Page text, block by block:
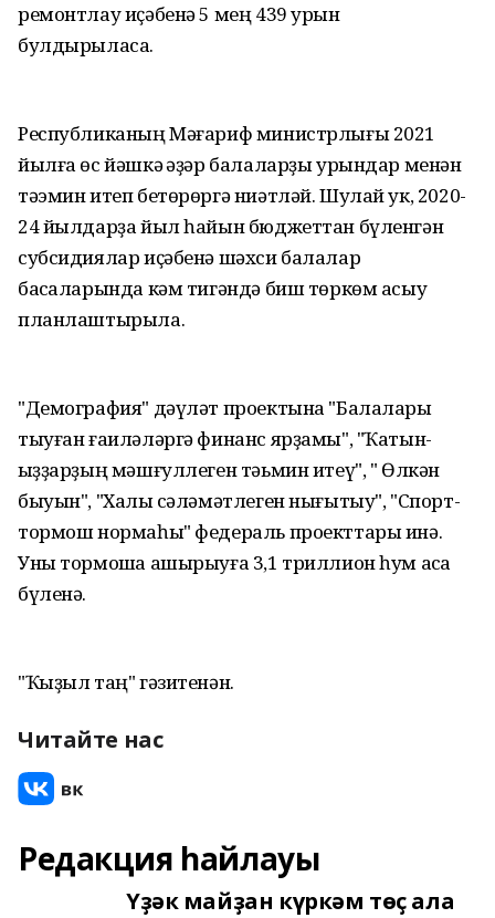
ремонтлау иҫәбенә 5 мең 439 урын
булдырыласаҡ.
Республиканың Мәғариф министрлығы 2021
йылға өс йәшкә ҡәҙәр балаларҙы урындар менән
тәэмин итеп бетөрөргә ниәтләй. Шулай ук, 2020-
24 йылдарҙа йыл һайын бюджеттан бүленгән
субсидиялар иҫәбенә шәхси балалар
баҡсаларында кәм тигәндә биш төркөм асыу
планлаштырыла.
"Демография" дәүләт проектына "Балалары
тыуған ғаиләләргә финанс ярҙамы", "Ҡатын-
ҡыҙҙарҙың мәшғуллеген тәьмин итеү", " Өлкән
быуын", "Халыҡ сәләмәтлеген нығытыу", "Спорт-
тормош нормаһы" федераль проекттары инә.
Уны тормошҡа ашырыуға 3,1 триллион һум аҡса
бүленә.
"Ҡыҙыл таң" гәзитенән.
Читайте нас
Редакция һайлауы
Үҙәк майҙан күркәм төҫ ала